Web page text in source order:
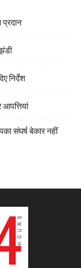
प्रदान
निर्देश
संघर्ष बेकार नहीं